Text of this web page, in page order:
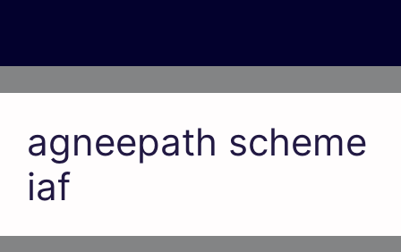
agneepath scheme
iaf